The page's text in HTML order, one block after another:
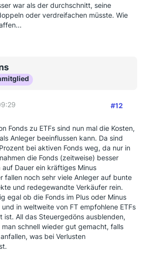
war als der durchschnitt, seine
oder verdreifachen müsste. Wie
#12
Fonds zu ETFs sind nun mal die Kosten,
Anleger beeinflussen kann. Da sind
bei aktiven Fonds weg, da nur in
die Fonds (zeitweise) besser
Dauer ein kräftiges Minus
fallen noch sehr viele Anleger auf bunte
und redegewandte Verkäufer rein.
egal ob die Fonds im Plus oder Minus
in weltweite von FT empfohlene ETFs
ist. All das Steuergedöns ausblenden,
man schnell wieder gut gemacht, falls
was bei Verlusten